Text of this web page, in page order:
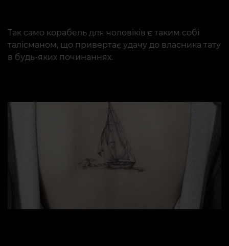
Так само корабель для чоловіків є таким собі
талісманом, що привертає удачу до власника тату
в будь-яких починаннях.